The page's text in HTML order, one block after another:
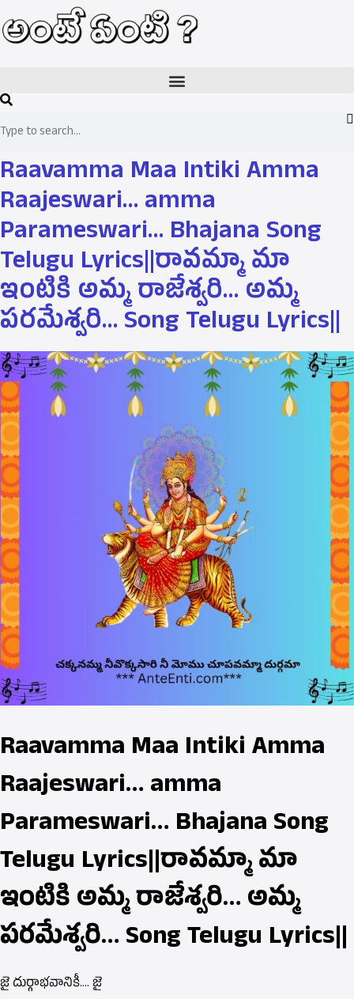
Raavamma Maa Intiki Amma
Raajeswari… amma
Parameswari… Bhajana Song
Telugu Lyrics||రావమ్మా మా
ఇంటికి అమ్మ రాజేశ్వరి… అమ్మ
పరమేశ్వరి… Song Telugu Lyrics||
Raavamma Maa Intiki Amma
Raajeswari… amma
Parameswari… Bhajana Song
Telugu Lyrics||రావమ్మా మా
ఇంటికి అమ్మ రాజేశ్వరి… అమ్మ
పరమేశ్వరి… Song Telugu Lyrics||
జై దుర్గాభవానికీ…. జై